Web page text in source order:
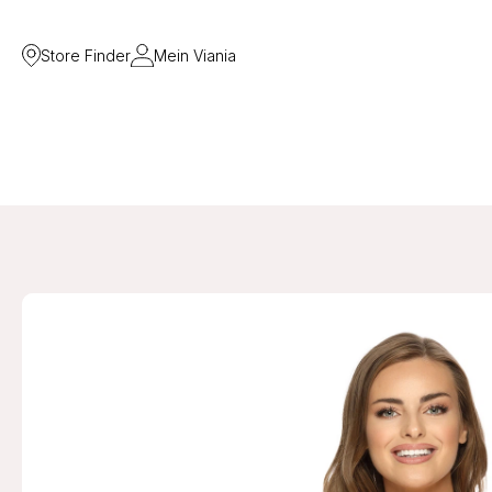
Store Finder Mein Viania